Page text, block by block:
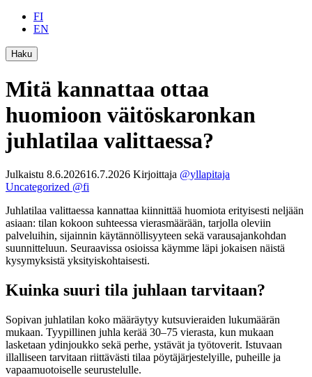
FI
EN
Haku
Mitä kannattaa ottaa
huomioon väitöskaronkan
juhlatilaa valittaessa?
Julkaistu 8.6.202616.7.2026 Kirjoittaja @yllapitaja
Uncategorized @fi
Juhlatilaa valittaessa kannattaa kiinnittää huomiota erityisesti neljään
asiaan: tilan kokoon suhteessa vierasmäärään, tarjolla oleviin
palveluihin, sijainnin käytännöllisyyteen sekä varausajankohdan
suunnitteluun. Seuraavissa osioissa käymme läpi jokaisen näistä
kysymyksistä yksityiskohtaisesti.
Kuinka suuri tila juhlaan tarvitaan?
Sopivan juhlatilan koko määräytyy kutsuvieraiden lukumäärän
mukaan. Tyypillinen juhla kerää 30–75 vierasta, kun mukaan
lasketaan ydinjoukko sekä perhe, ystävät ja työtoverit. Istuvaan
illalliseen tarvitaan riittävästi tilaa pöytäjärjestelyille, puheille ja
vapaamuotoiselle seurustelulle.